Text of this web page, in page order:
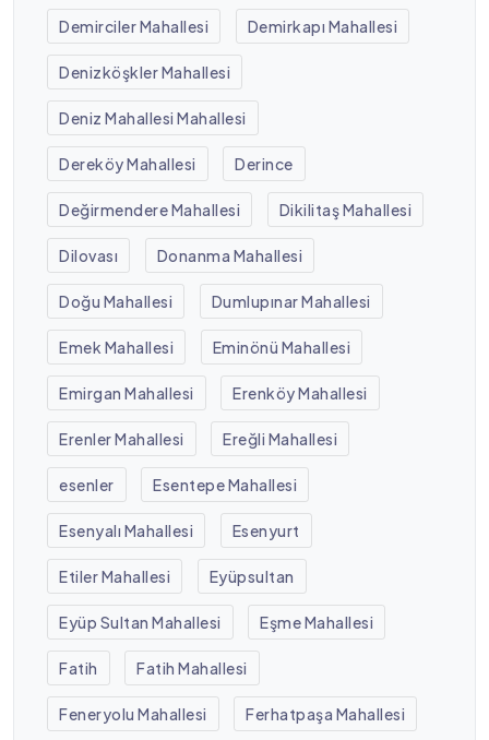
Demirciler Mahallesi Demirkapı Mahallesi
Denizköşkler Mahallesi
Deniz Mahallesi Mahallesi
Dereköy Mahallesi Derince
Değirmendere Mahallesi Dikilitaş Mahallesi
Dilovası Donanma Mahallesi
Doğu Mahallesi Dumlupınar Mahallesi
Emek Mahallesi Eminönü Mahallesi
Emirgan Mahallesi Erenköy Mahallesi
Erenler Mahallesi Ereğli Mahallesi
esenler Esentepe Mahallesi
Esenyalı Mahallesi Esenyurt
Etiler Mahallesi Eyüpsultan
Eyüp Sultan Mahallesi Eşme Mahallesi
Fatih Fatih Mahallesi
Feneryolu Mahallesi Ferhatpaşa Mahallesi